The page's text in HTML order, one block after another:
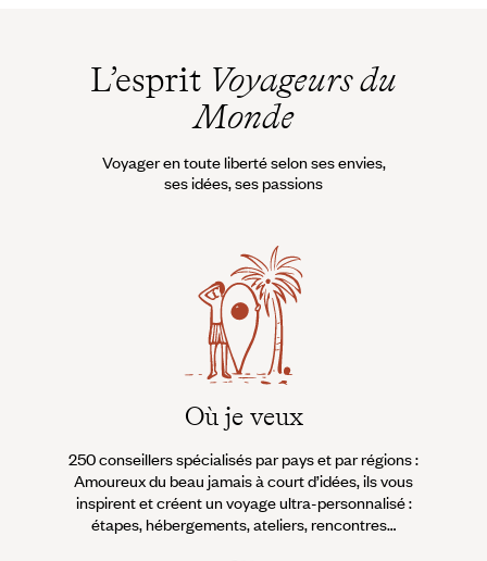
L’esprit Voyageurs du
Monde
Voyager en toute liberté selon ses envies,
ses idées, ses passions
Où je veux
250 conseillers spécialisés par pays et par régions :
Amoureux du beau jamais à court d’idées, ils vous
inspirent et créent un voyage ultra-personnalisé :
étapes, hébergements, ateliers, rencontres…